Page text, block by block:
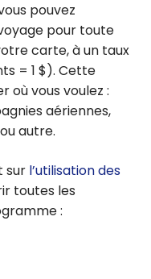
pouvez
pour toute
carte, à un taux
= 1 $). Cette
où vous voulez :
aériennes,
autre.
sur l’utilisation des
toutes les
: